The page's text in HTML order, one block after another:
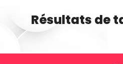
Résultats de